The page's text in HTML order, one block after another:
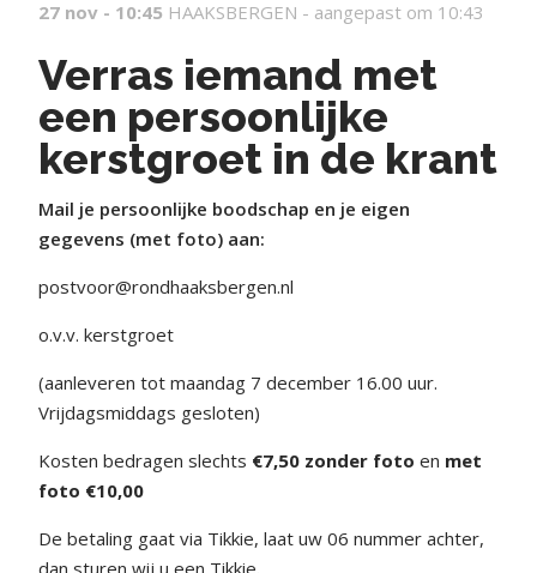
27 nov - 10:45 HAAKSBERGEN - aangepast om 10:43
Verras iemand met
een persoonlijke
kerstgroet in de krant
Mail je persoonlijke boodschap en je eigen
gegevens (met foto) aan:
postvoor@rondhaaksbergen.nl
o.v.v. kerstgroet
(aanleveren tot maandag 7 december 16.00 uur.
Vrijdagsmiddags gesloten)
Kosten bedragen slechts €7,50 zonder foto en met
foto €10,00
De betaling gaat via Tikkie, laat uw 06 nummer achter,
dan sturen wij u een Tikkie.